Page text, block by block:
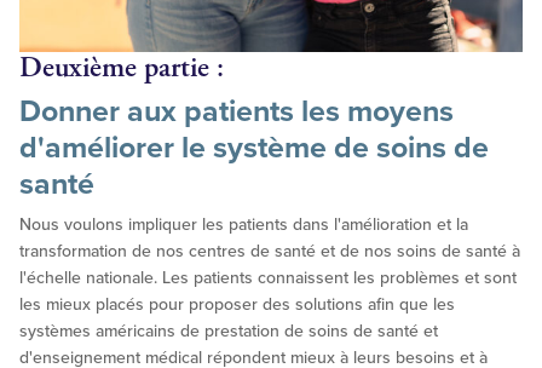
Deuxième partie :
Donner aux patients les moyens
d'améliorer le système de soins de
santé
Nous voulons impliquer les patients dans l'amélioration et la
transformation de nos centres de santé et de nos soins de santé à
l'échelle nationale. Les patients connaissent les problèmes et sont
les mieux placés pour proposer des solutions afin que les
systèmes américains de prestation de soins de santé et
d'enseignement médical répondent mieux à leurs besoins et à